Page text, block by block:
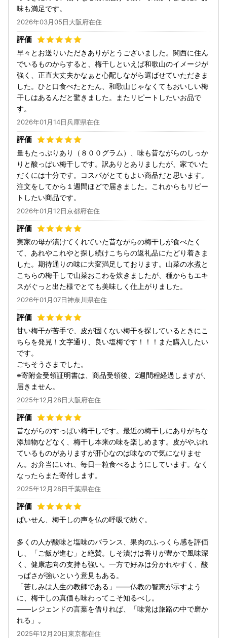
味も満足です。
2026年03月05日大阪府在住
早々とお送りいただきありがとうございました。関西に住ん
でいるものからすると、梅干しといえば和歌山のイメージが
強く、正直大丈夫かなぁと心配しながら選ばせていただきま
した。ひと口食べたとたん、和歌山じゃなくてもおいしい梅
干しはあるんだと驚きました。またリピートしたいお品で
す。
2026年01月14日兵庫県在住
量もたっぷりあり（８００グラム）、味も昔ながらのしっか
りと酸っぱい梅干しです。訳ありとありましたが、家でいた
だくには十分です。コスパがとてもよい商品だと思います。
注文をしてから１週間ほどで届きました。これからもリピー
トしたい商品です。
2026年01月12日京都府在住
実家の母が漬けてくれていた昔ながらの梅干しが食べたく
て、あれやこれやと探し続けこちらの返礼品にたどり着きま
した。期待通りの味に大変満足しております。山菜の水煮と
こちらの梅干しで山菜おこわを炊きましたが、種からもエキ
スがぐっと出た様でとても美味しく仕上がりました。
2026年01月07日神奈川県在住
甘い梅干が苦手で、皮が固くない梅干を探しているときにこ
ちらを発見！文字通り、良い塩梅です！！！また購入したい
です。
ごちそうさまでした。
※寄附金受領証明書は、商品受領後、2週間程経過しますが、
届きません。
2025年12月28日大阪府在住
昔ながらのすっぱい梅干しです。最近の梅干しにありがちな
添加物などなく、梅干し本来の味を楽しめます。皮がやぶれ
ているものがありますが肝心なのは味なので気になりませ
ん。お弁当にいれ、毎日一粒食べるようにしています。なく
なったらまた寄付します。
2025年12月28日千葉県在住
ぱいせん、梅干しの声を仏の呼吸で紡ぐ。
多くの人が酸味と塩味のバランス、果肉のふっくら感を評価
し、「ご飯が進む」と絶賛。しそ漬けは香りが豊かで風味深
く、健康志向の支持も強い。一方で好みは分かれやすく、酸
っぱさが強いという意見もある。
「苦しみは人生の教師である」――仏教の智恵が示すよう
に、梅干しの真価も味わってこそ知るべし。
――レジェンドの言葉を借りれば、「味覚は旅路の中で磨か
れる」。
2025年12月20日東京都在住